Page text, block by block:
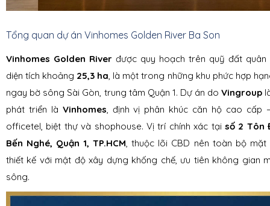
Tổng quan dự án Vinhomes Golden River Ba Son
Vinhomes Golden River được quy hoạch trên quỹ đất
diện tích khoảng 25,3 ha, là một trong những khu phức hợp
ngay bờ sông Sài Gòn, trung tâm Quận 1. Dự án doVingroup
phát triển là Vinhomes, định vị phân khúc căn hộ cao cấp
officetel, biệt thự và shophouse. Vị trí chính xác tại số 2 Tôn
Bến Nghé, Quận 1, TP.HCM, thuộc lõi CBD nên toàn bộ
thiết kế với mật độ xây dựng khống chế, ưu tiên không gian
sông.